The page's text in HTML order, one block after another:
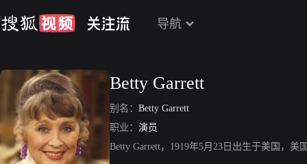
导航
Betty Garrett
别名： Betty Garrett
职业： 演员
Betty Garrett，1919年5月23日出生于美国，